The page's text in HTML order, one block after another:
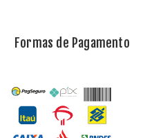
Formas de Pagamento